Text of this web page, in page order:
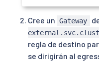
Cree un Gateway
regla de destino
se dirigirán al